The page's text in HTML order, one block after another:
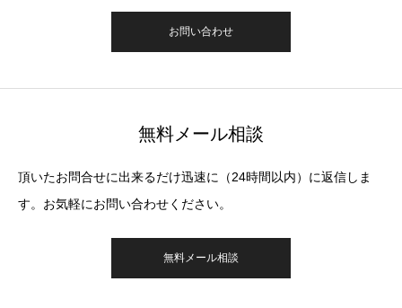
お問い合わせ
無料メール相談
頂いたお問合せに出来るだけ迅速に（24時間以内）に返信しま
す。お気軽にお問い合わせください。
無料メール相談